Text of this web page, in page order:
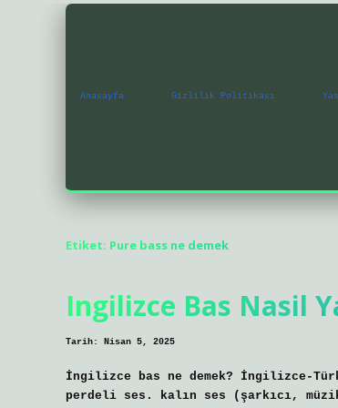
Anasayfa Gizlilik Politikası
Etiket: Pure bass ne demek
Ingilizce Bas Nasil
Tarih: Nisan 5, 2025
İngilizce bas ne demek? İngilizce-
perdeli ses. kalın ses (şarkıcı,